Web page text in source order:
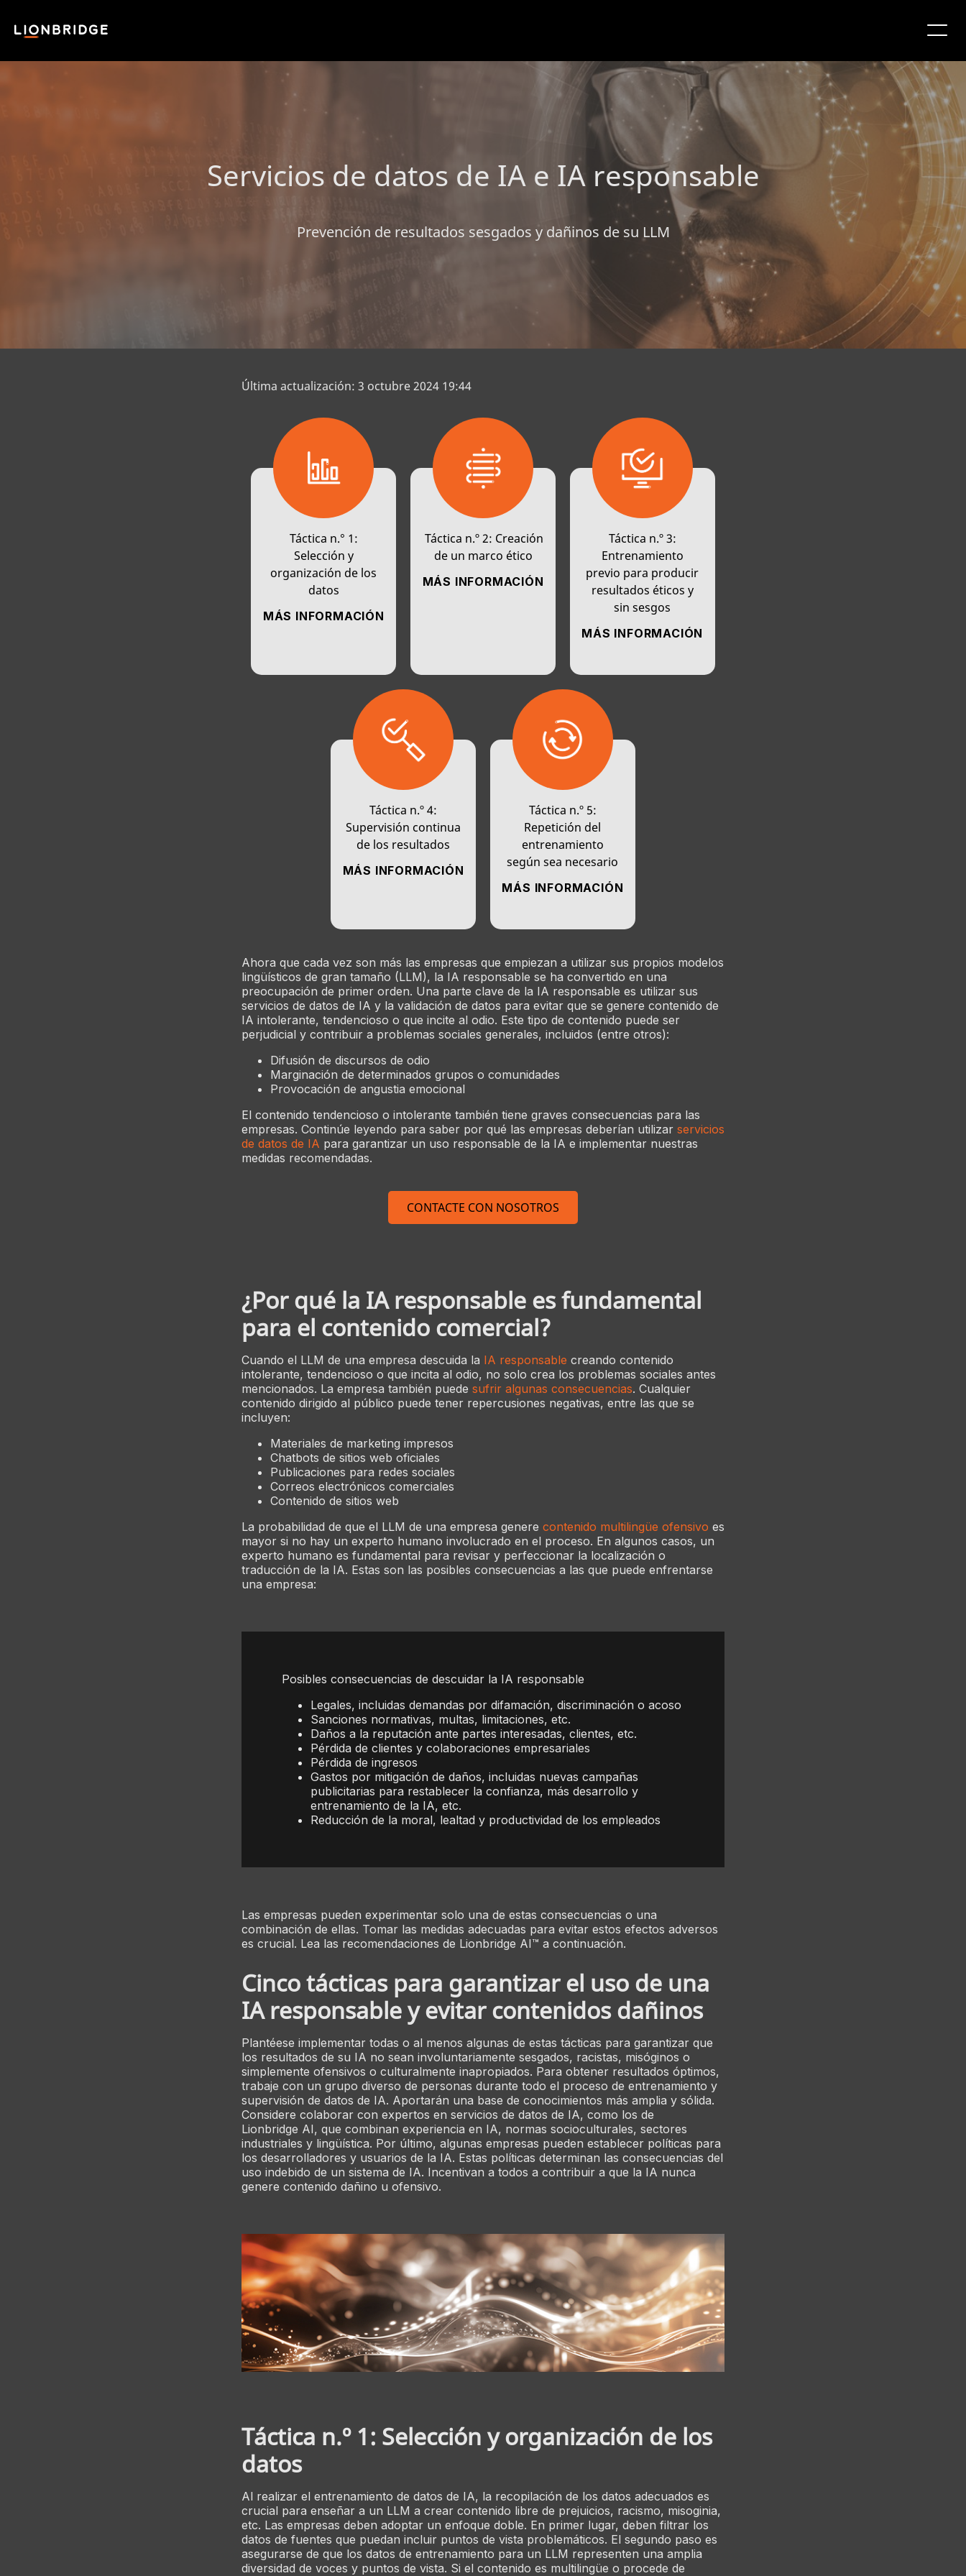
Servicios de datos de IA e IA responsable
Prevención de resultados sesgados y dañinos de su LLM
Última actualización: 3 octubre 2024 19:44
MÁS INFORMACIÓN
Táctica n.° 1:
Selección y
organización de los
datos
MÁS INFORMACIÓN
Táctica n.º 2: Creación
de un marco ético
MÁS INFORMACIÓN
Táctica n.º 3:
Entrenamiento
previo para producir
resultados éticos y
sin sesgos
MÁS INFORMACIÓN
Táctica n.º 4:
Supervisión continua
de los resultados
MÁS INFORMACIÓN
Táctica n.º 5:
Repetición del
entrenamiento
según sea necesario
Ahora que cada vez son más las empresas que empiezan a utilizar sus propios modelos
lingüísticos de gran tamaño (LLM), la IA responsable se ha convertido en una
preocupación de primer orden. Una parte clave de la IA responsable es utilizar sus
servicios de datos de IA y la validación de datos para evitar que se genere contenido de
IA intolerante, tendencioso o que incite al odio. Este tipo de contenido puede ser
perjudicial y contribuir a problemas sociales generales, incluidos (entre otros):
Difusión de discursos de odio
Marginación de determinados grupos o comunidades
Provocación de angustia emocional
El contenido tendencioso o intolerante también tiene graves consecuencias para las
empresas. Continúe leyendo para saber por qué las empresas deberían utilizar servicios
de datos de IA para garantizar un uso responsable de la IA e implementar nuestras
medidas recomendadas.
CONTACTE CON NOSOTROS
¿Por qué la IA responsable es fundamental
para el contenido comercial?
Cuando el LLM de una empresa descuida la IA responsable creando contenido
intolerante, tendencioso o que incita al odio, no solo crea los problemas sociales antes
mencionados. La empresa también puede sufrir algunas consecuencias. Cualquier
contenido dirigido al público puede tener repercusiones negativas, entre las que se
incluyen:
Materiales de marketing impresos
Chatbots de sitios web oficiales
Publicaciones para redes sociales
Correos electrónicos comerciales
Contenido de sitios web
La probabilidad de que el LLM de una empresa genere contenido multilingüe ofensivo es
mayor si no hay un experto humano involucrado en el proceso. En algunos casos, un
experto humano es fundamental para revisar y perfeccionar la localización o
traducción de la IA. Estas son las posibles consecuencias a las que puede enfrentarse
una empresa:
Posibles consecuencias de descuidar la IA responsable
Legales, incluidas demandas por difamación, discriminación o acoso
Sanciones normativas, multas, limitaciones, etc.
Daños a la reputación ante partes interesadas, clientes, etc.
Pérdida de clientes y colaboraciones empresariales
Pérdida de ingresos
Gastos por mitigación de daños, incluidas nuevas campañas
publicitarias para restablecer la confianza, más desarrollo y
entrenamiento de la IA, etc.
Reducción de la moral, lealtad y productividad de los empleados
Las empresas pueden experimentar solo una de estas consecuencias o una
combinación de ellas. Tomar las medidas adecuadas para evitar estos efectos adversos
es crucial. Lea las recomendaciones de Lionbridge AI™ a continuación.
Cinco tácticas para garantizar el uso de una
IA responsable y evitar contenidos dañinos
Plantéese implementar todas o al menos algunas de estas tácticas para garantizar que
los resultados de su IA no sean involuntariamente sesgados, racistas, misóginos o
simplemente ofensivos o culturalmente inapropiados. Para obtener resultados óptimos,
trabaje con un grupo diverso de personas durante todo el proceso de entrenamiento y
supervisión de datos de IA. Aportarán una base de conocimientos más amplia y sólida.
Considere colaborar con expertos en servicios de datos de IA, como los de
Lionbridge AI, que combinan experiencia en IA, normas socioculturales, sectores
industriales y lingüística. Por último, algunas empresas pueden establecer políticas para
los desarrolladores y usuarios de la IA. Estas políticas determinan las consecuencias del
uso indebido de un sistema de IA. Incentivan a todos a contribuir a que la IA nunca
genere contenido dañino u ofensivo.
Táctica n.º 1: Selección y organización de los
datos
Al realizar el entrenamiento de datos de IA, la recopilación de los datos adecuados es
crucial para enseñar a un LLM a crear contenido libre de prejuicios, racismo, misoginia,
etc. Las empresas deben adoptar un enfoque doble. En primer lugar, deben filtrar los
datos de fuentes que puedan incluir puntos de vista problemáticos. El segundo paso es
asegurarse de que los datos de entrenamiento para un LLM representen una amplia
diversidad de voces y puntos de vista. Si el contenido es multilingüe o procede de